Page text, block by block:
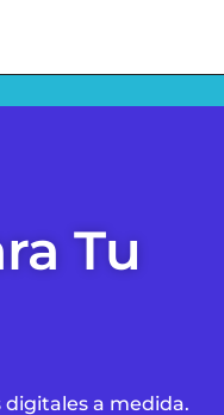
Tu
digitales a medida.